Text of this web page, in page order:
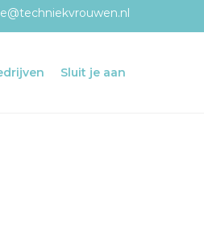
Sluit je aan